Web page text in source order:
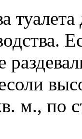
туалета
м., по